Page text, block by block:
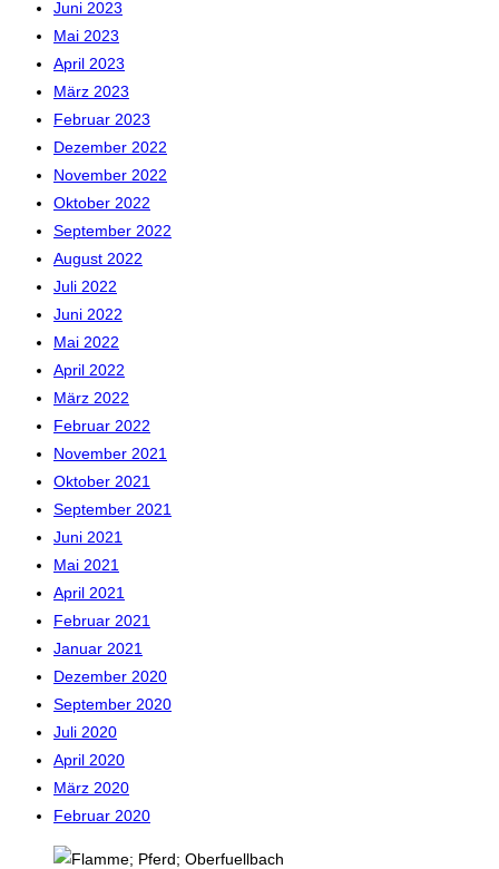
Juni 2023
Mai 2023
April 2023
März 2023
Februar 2023
Dezember 2022
November 2022
Oktober 2022
September 2022
August 2022
Juli 2022
Juni 2022
Mai 2022
April 2022
März 2022
Februar 2022
November 2021
Oktober 2021
September 2021
Juni 2021
Mai 2021
April 2021
Februar 2021
Januar 2021
Dezember 2020
September 2020
Juli 2020
April 2020
März 2020
Februar 2020